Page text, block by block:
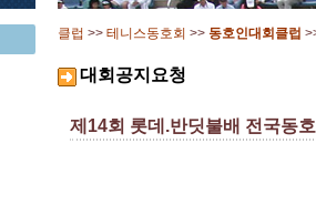
클럽 >> 테니스동호회 >> 동호인대회클럽
대회공지요청
제14회 롯데.반딧불배 전국동